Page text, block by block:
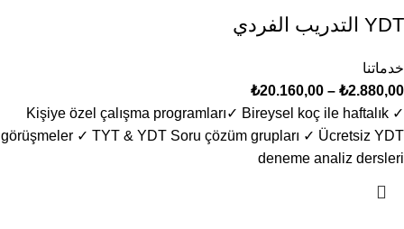
YDT التدريب الفردي
خدماتنا
₺2.880,00
–
₺20.160,00
✓ Kişiye özel çalışma programları​ ✓ Bireysel koç ile haftalık
görüşmeler ✓ TYT & YDT Soru çözüm grupları ✓ Ücretsiz YDT
deneme analiz dersleri